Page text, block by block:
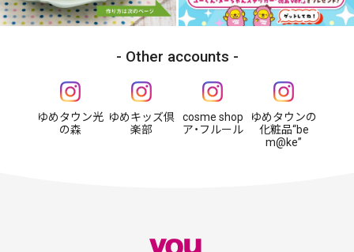
Other accounts
ゆめタウン光
の森
ゆめキッズ倶
楽部
cosme shop
ア・フルール
ゆめタウンの
化粧品“be
m@ke”